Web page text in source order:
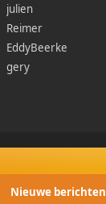
julien
Reimer
EddyBeerke
gery
Nieuwe berichten